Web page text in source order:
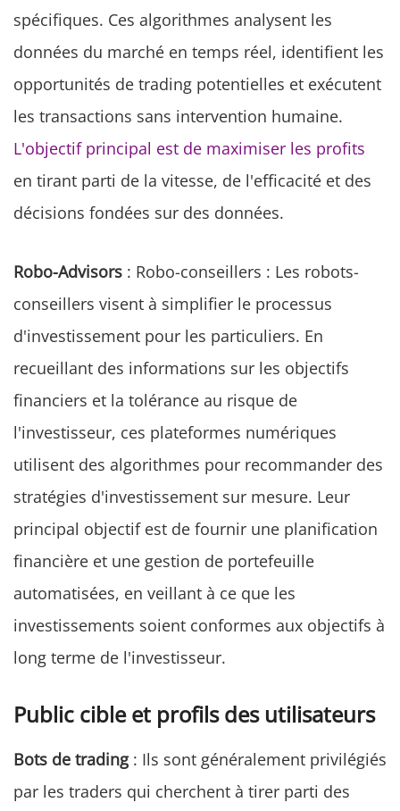
spécifiques. Ces algorithmes analysent les
données du marché en temps réel, identifient les
opportunités de trading potentielles et exécutent
les transactions sans intervention humaine.
L'objectif principal est de maximiser les profits
en tirant parti de la vitesse, de l'efficacité et des
décisions fondées sur des données.
Robo-Advisors : Robo-conseillers : Les robots-
conseillers visent à simplifier le processus
d'investissement pour les particuliers. En
recueillant des informations sur les objectifs
financiers et la tolérance au risque de
l'investisseur, ces plateformes numériques
utilisent des algorithmes pour recommander des
stratégies d'investissement sur mesure. Leur
principal objectif est de fournir une planification
financière et une gestion de portefeuille
automatisées, en veillant à ce que les
investissements soient conformes aux objectifs à
long terme de l'investisseur.
Public cible et profils des utilisateurs
Bots de trading: Ils sont généralement privilégiés
par les traders qui cherchent à tirer parti des